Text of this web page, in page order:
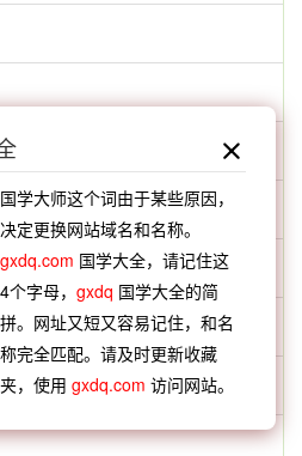
国学大师这个词由于某些原因，
决定更换网站域名和名称。
gxdq.com 国学大全，请记住这
4个字母，gxdq 国学大全的简
拼。网址又短又容易记住，和名
称完全匹配。请及时更新收藏
夹，使用gxdq.com 访问网站。